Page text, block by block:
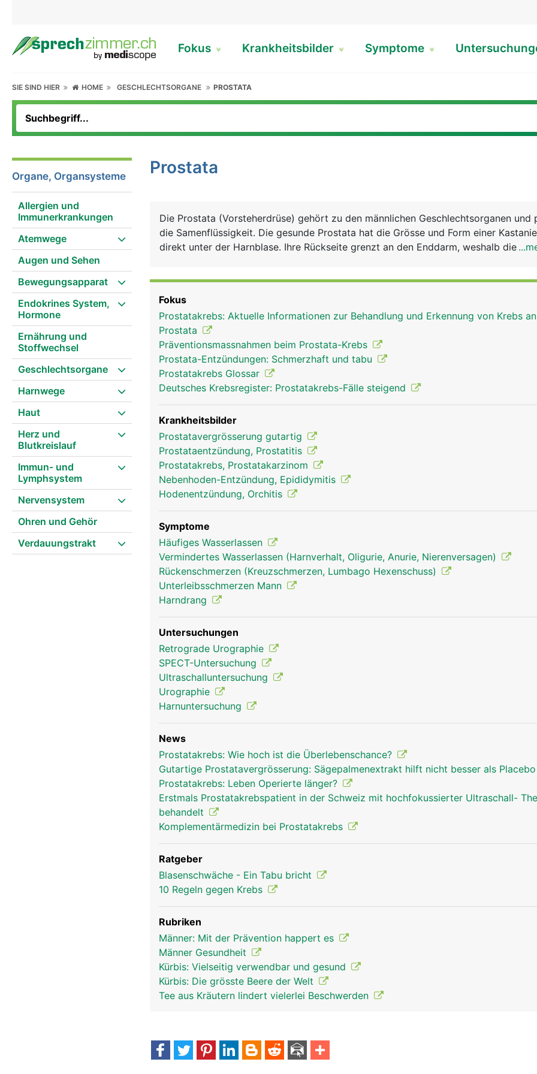
Fokus Krankheitsbilder Symptome
SIE SIND HIER HOME GESCHLECHTSORGANE PROSTATA
Organe, Organsysteme
Allergien und
Immunerkrankungen
Atemwege
Augen und Sehen
Bewegungsapparat
Endokrines System,
Hormone
Ernährung und
Stoffwechsel
Geschlechtsorgane
Harnwege
Haut
Herz und
Blutkreislauf
Immun- und
Lymphsystem
Nervensystem
Ohren und Gehör
Verdauungstrakt
Prostata
Die Prostata (Vorsteherdrüse) gehört zu den männlichen Geschlechtsorganen und
die Samenflüssigkeit. Die gesunde Prostata hat die Grösse und Form einer
direkt unter der Harnblase. Ihre Rückseite grenzt an den Enddarm, weshalb die
Enzyme, die für eine Befruchtung der weiblichen Eizelle benötigt werden. Mit
Alter vergrössert sich die Prostata.
Prostata Mann
Fokus
Prostatakrebs: Aktuelle Informationen zur Behandlung und Erkennung von Krebs
Prostata
Präventionsmassnahmen beim Prostata-Krebs
Prostata-Entzündungen: Schmerzhaft und tabu
Prostatakrebs Glossar
Deutsches Krebsregister: Prostatakrebs-Fälle steigend
Krankheitsbilder
Prostatavergrösserung gutartig
Prostataentzündung, Prostatitis
Prostatakrebs, Prostatakarzinom
Nebenhoden-Entzündung, Epididymitis
Hodenentzündung, Orchitis
Symptome
Häufiges Wasserlassen
Vermindertes Wasserlassen (Harnverhalt, Oligurie, Anurie, Nierenversagen)
Rückenschmerzen (Kreuzschmerzen, Lumbago Hexenschuss)
Unterleibsschmerzen Mann
Harndrang
Untersuchungen
Retrograde Urographie
SPECT-Untersuchung
Ultraschalluntersuchung
Urographie
Harnuntersuchung
News
Prostatakrebs: Wie hoch ist die Überlebenschance?
Gutartige Prostatavergrösserung: Sägepalmenextrakt hilft nicht besser als Placebo
Prostatakrebs: Leben Operierte länger?
Erstmals Prostatakrebspatient in der Schweiz mit hochfokussierter Ultraschall-
behandelt
Komplementärmedizin bei Prostatakrebs
Ratgeber
Blasenschwäche - Ein Tabu bricht
10 Regeln gegen Krebs
Rubriken
Männer: Mit der Prävention happert es
Männer Gesundheit
Kürbis: Vielseitig verwendbar und gesund
Kürbis: Die grösste Beere der Welt
Tee aus Kräutern lindert vielerlei Beschwerden